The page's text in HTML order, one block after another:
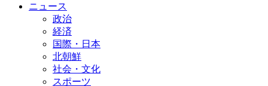
ニュース
政治
経済
国際・日本
北朝鮮
社会・文化
スポーツ